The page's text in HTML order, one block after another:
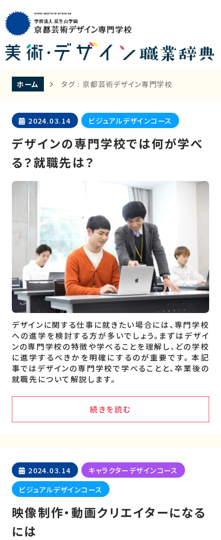
ホーム タグ : 京都芸術デザイン専門学校
2024.03.14 ビジュアルデザインコース
デザインの専門学校では何が学べ
る？就職先は？
デザインに関する仕事に就きたい場合には、専門学校
への進学を検討する方が多いでしょう。まずはデザイ
ンの専門学校の特徴や学べることを理解し、どの学校
に進学するべきかを明確にするのが重要です。 本記
事ではデザインの専門学校で学べることと、卒業後の
就職先について解説します。
続きを読む
2024.03.14
キャラクターデザインコース
ビジュアルデザインコース
映像制作・動画クリエイターになる
には